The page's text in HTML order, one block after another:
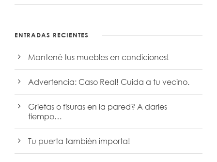
ENTRADAS RECIENTES
Mantené tus muebles en condiciones!
Advertencia: Caso Real! Cuida a tu vecino.
Grietas o fisuras en la pared? A darles
tiempo…
Tu puerta también importa!